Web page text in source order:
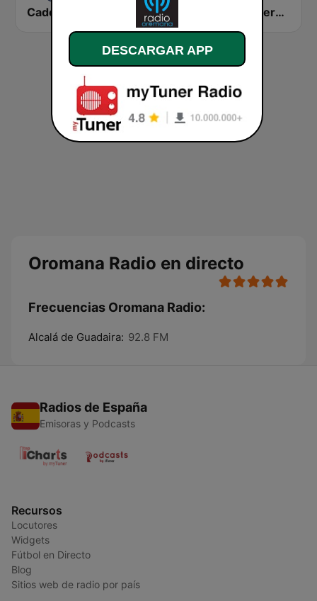
Onda Cero Córdoba
Oromana Radio en directo
Frecuencias Oromana Radio:
Alcalá de Guadaira: 92.8 FM
Radios de España
Emisoras y Podcasts
Recursos
Locutores
Widgets
Fútbol en Directo
Blog
Sitios web de radio por país
DESCARGAR APP